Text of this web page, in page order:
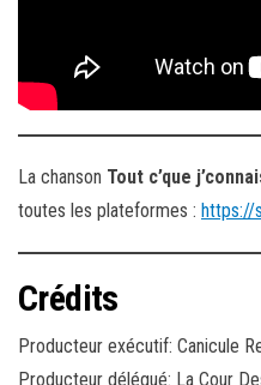
La chanson Tout c’que
toutes les plateformes : https://
Crédits
Producteur exécutif: Canicule
Producteur délégué: La Cour